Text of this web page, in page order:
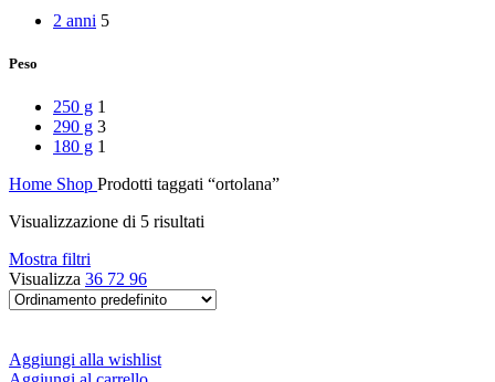
Vari
2 anni 5
Peso
250 g 1
290 g 3
180 g 1
Home Shop Prodotti taggati “ortolana”
Visualizzazione di 5 risultati
Mostra filtri
Visualizza 36 72 96
Aggiungi alla wishlist